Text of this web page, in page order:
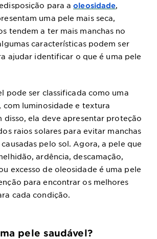
para aoleosidade,
uma pele mais seca,
tendem a ter mais manchas no
características podem ser
ajudar identificar o que é uma pele
pode ser classificada como uma
, com luminosidade e textura
disso, ela deve apresentar proteção
raios solares para evitar manchas
pelo sol. Agora, a pele que
ardência, descamação,
excesso de oleosidade é uma pele
para encontrar os melhores
cada condição.
pele saudável?